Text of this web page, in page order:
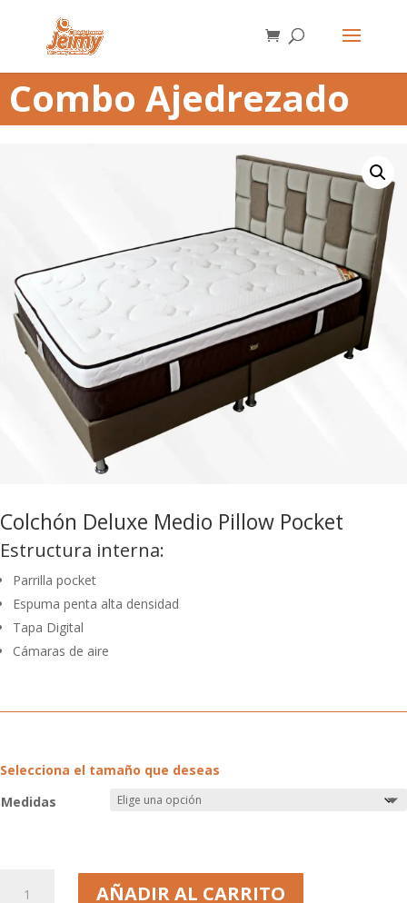
Combo Ajedrezado
Colchón Deluxe Medio Pillow Pocket
Estructura interna:
Parrilla pocket
Espuma penta alta densidad
Tapa Digital
Cámaras de aire
Selecciona el tamaño que deseas
Medidas
AÑADIR AL CARRITO